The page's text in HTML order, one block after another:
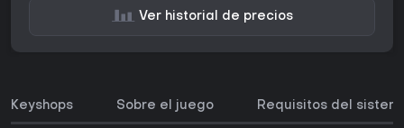
Ver historial de precios
Keyshops Sobre el juego Requisitos del